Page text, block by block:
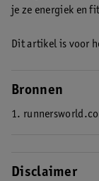
je ze energiek en
Dit artikel is voor
Bronnen
1.
Disclaimer